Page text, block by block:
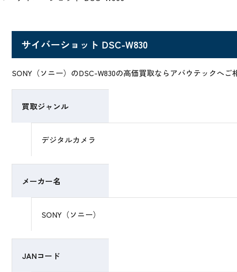
サイバーショット DSC-W830
SONY（ソニー）のDSC-W830の高価買取ならアバウテックへご
買取ジャンル
デジタルカメラ
メーカー名
SONY（ソニー）
JANコード